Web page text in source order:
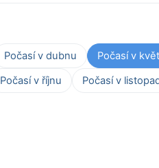
Počasí v dubnu Počasí v
Počasí v říjnu Počasí v